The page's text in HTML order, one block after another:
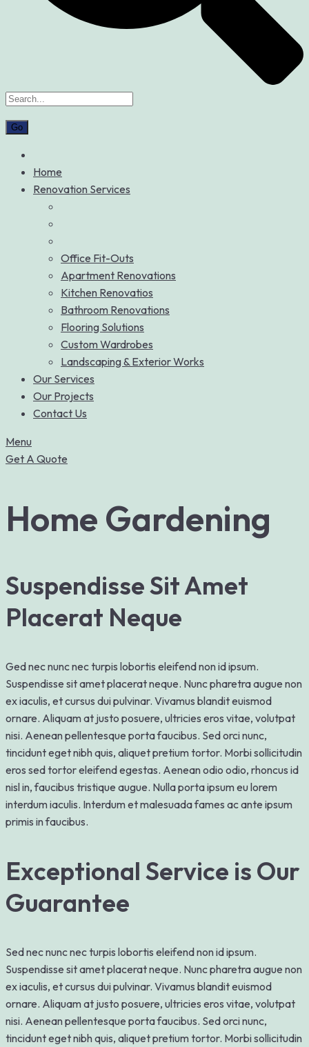
Home
Renovation Services
Office Fit-Outs
Apartment Renovations
Kitchen Renovatios
Bathroom Renovations
Flooring Solutions
Custom Wardrobes
Landscaping & Exterior Works
Our Services
Our Projects
Contact Us
Menu
Get A Quote
Home Gardening
Suspendisse Sit Amet
Placerat Neque
Ged nec nunc nec turpis lobortis eleifend non id ipsum.
Suspendisse sit amet placerat neque. Nunc pharetra augue non
ex iaculis, et cursus dui pulvinar. Vivamus blandit euismod
ornare. Aliquam at justo posuere, ultricies eros vitae, volutpat
nisi. Aenean pellentesque porta faucibus. Sed orci nunc,
tincidunt eget nibh quis, aliquet pretium tortor. Morbi sollicitudin
eros sed tortor eleifend egestas. Aenean odio odio, rhoncus id
nisl in, faucibus tristique augue. Nulla porta ipsum eu lorem
interdum iaculis. Interdum et malesuada fames ac ante ipsum
primis in faucibus.
Exceptional Service is Our
Guarantee
Sed nec nunc nec turpis lobortis eleifend non id ipsum.
Suspendisse sit amet placerat neque. Nunc pharetra augue non
ex iaculis, et cursus dui pulvinar. Vivamus blandit euismod
ornare. Aliquam at justo posuere, ultricies eros vitae, volutpat
nisi. Aenean pellentesque porta faucibus. Sed orci nunc,
tincidunt eget nibh quis, aliquet pretium tortor. Morbi sollicitudin